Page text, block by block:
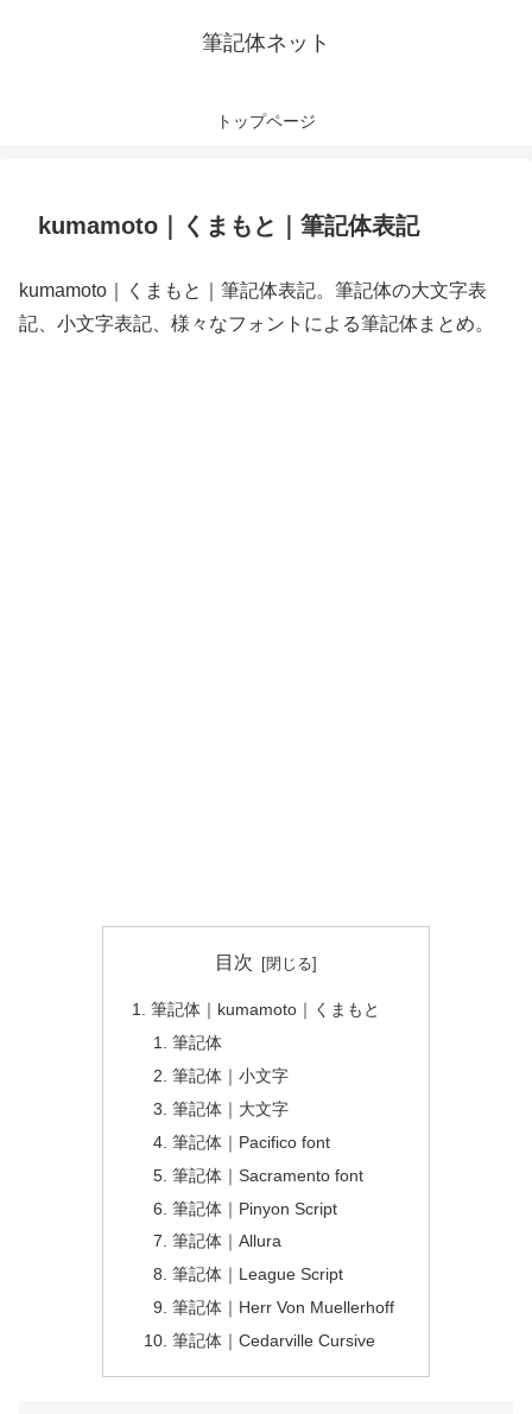
筆記体ネット
トップページ
kumamoto｜くまもと｜筆記体表記
kumamoto｜くまもと｜筆記体表記。筆記体の大文字表
記、小文字表記、様々なフォントによる筆記体まとめ。
目次
筆記体｜kumamoto｜くまもと
筆記体
筆記体｜小文字
筆記体｜大文字
筆記体｜Pacifico font
筆記体｜Sacramento font
筆記体｜Pinyon Script
筆記体｜Allura
筆記体｜League Script
筆記体｜Herr Von Muellerhoff
筆記体｜Cedarville Cursive